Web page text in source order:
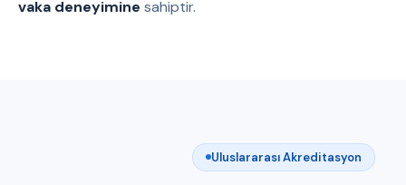
vaka deneyimine sahiptir.
Uluslararası Akreditasyon